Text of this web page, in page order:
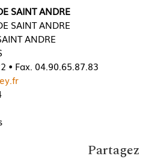
SAINT ANDRE
SAINT ANDRE
ANDRE
• Fax. 04.90.65.87.83
Partagez